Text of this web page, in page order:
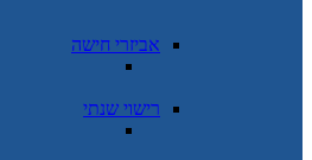
אביזרי חישה
רישוי שנתי